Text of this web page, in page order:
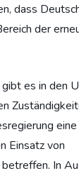
dass
der
es in den
Einsatz von
In